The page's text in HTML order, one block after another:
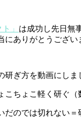
」 は成功し先日無
ありがとうござい
ぎ方を動画にしま
ちょこ軽く研ぐ（
のでは切れない＝